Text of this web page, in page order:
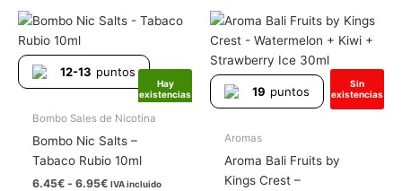
Hay
existencias
12-13 puntos
Bombo Sales de Nicotina
Bombo Nic Salts –
Tabaco Rubio 10ml
6.45€ - 6.95€
Rango
desde
6.45€
hasta
6.95€
IVA incluido
Este
producto
múltiples
variantes.
opciones
Sin
existencias
19 puntos
Aromas
Aroma Bali Fruits by
Kings Crest –